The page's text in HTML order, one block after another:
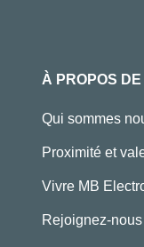
À PROPOS
Qui sommes
Proximité et
Vivre MB
Rejoignez-nous